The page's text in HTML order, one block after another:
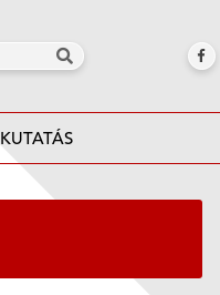
KUTATÁS